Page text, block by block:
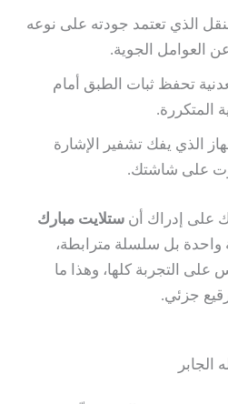
الذي تعتمد جودته على نوعه
العوامل الجوية.
تحفظ ثبات الطبق أمام
المتكررة.
الذي يفك تشفير الإشارة
على شاشتك.
على إدراك أن ستلايت مبارك
بل سلسلة مترابطة،
التجربة كلها، وهذا ما
جزئي.
الجابر